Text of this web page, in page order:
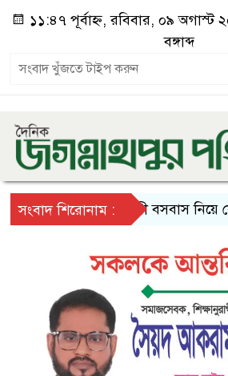
১১:৪৭ পূর্বাহ্ন, রবিবার, ০৯ অগাস্ট
বঙ্গাব্দ
সংবাদ শিরোনাম :স্থায়ী বসবাস নিয়ে যে